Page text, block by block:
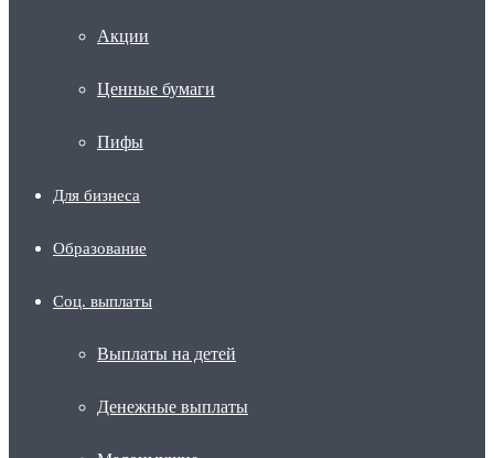
Акции
Ценные бумаги
Пифы
Для бизнеса
Образование
Соц. выплаты
Выплаты на детей
Денежные выплаты